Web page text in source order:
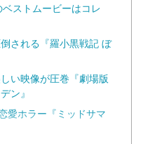
ストムービーはコレ
される『羅小黒戦記 ぼ
い映像が圧巻『劇場版
ン』
愛ホラー『ミッドサマ